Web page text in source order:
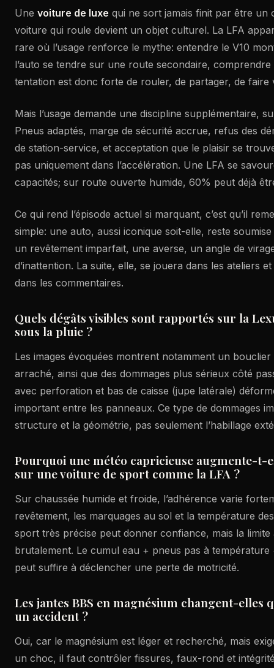
Une voiture de luxe qui ne sort jamais finit par être un
voiture qui roule devient un objet culturel. La LFA
rare où l’usage renforce le mythe: entendre le V10
l’auto se tendre sur une route secondaire,
tentation est donc forte de rouler, de partager, de faire
Mais l’usage demande une discipline supplémentaire,
Pneus adaptés, marge de sécurité accrue, refus des
de station-service, et acceptation que le plaisir se
pas uniquement dans l’accélération. Une LFA se
capacités; sur route ouverte humide, 60% peut déjà
Ce qui rend l’épisode actuel si marquant, c’est qu’il
simple: une auto, aussi iconique soit-elle, reste soumise
un revêtement imparfait, une averse, un angle de
d’inattention. La suite, elle, se jouera dans les ateliers
dans les commentaires.
Quels dégâts visibles sont rapportés sur la
sous la pluie ?
Les images évoquées montrent notamment un
arraché, ainsi que des dommages plus sérieux côté
avec perforation et bas de caisse (jupe latérale)
important entre les panneaux. Ce type de dommages
structure et la géométrie, pas seulement l’habillage
Pourquoi une météo capricieuse augmente-t-
sur une voiture de sport comme la LFA ?
Sur chaussée humide et froide, l’adhérence varie
revêtement, les marquages au sol et la température
sport très précise peut donner confiance, mais la
brutalement. Le cumul eau + pneus pas à
peut suffire à déclencher une perte de motricité.
Les jantes BBS en magnésium changent-elles
un accident ?
Oui, car le magnésium est léger et recherché, mais
un choc, il faut contrôler fissures, faux-rond et